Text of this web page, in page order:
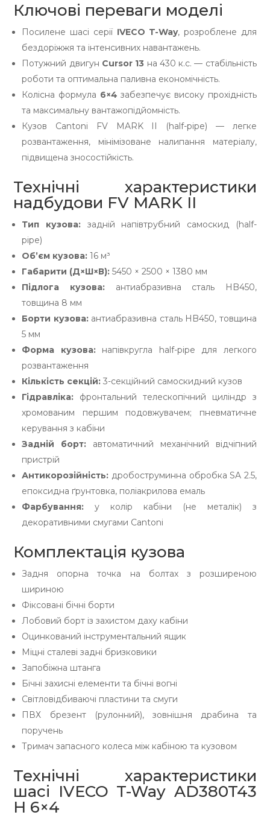
Ключові переваги моделі
Посилене шасі серії IVECO T-Way, розроблене для
бездоріжжя та інтенсивних навантажень.
Потужний двигун Cursor 13 на 430 к.с. — стабільність
роботи та оптимальна паливна економічність.
Колісна формула 6×4 забезпечує високу прохідність
та максимальну вантажопідйомність.
Кузов Cantoni FV MARK II (half-pipe) — легке
розвантаження, мінімізоване налипання матеріалу,
підвищена зносостійкість.
Технічні характеристики
надбудови FV MARK II
Тип кузова: задній напівтрубний самоскид (half-
pipe)
Об’єм кузова: 16 м³
Габарити (Д×Ш×В): 5450 × 2500 × 1380 мм
Підлога кузова:антиабразивна сталь HB450,
товщина 8 мм
Борти кузова:антиабразивна сталь HB450, товщина
5 мм
Форма кузова:напівкругла half-pipe для легкого
розвантаження
Кількість секцій: 3-секційний самоскидний кузов
Гідравліка: фронтальний телескопічний циліндр з
хромованим першим подовжувачем; пневматичне
керування з кабіни
Задній борт: автоматичний механічний відчіпний
пристрій
Антикорозійність: дробоструминна обробка SA 2.5,
епоксидна ґрунтовка, поліакрилова емаль
Фарбування: у колір кабіни (не металік) з
декоративними смугами Cantoni
Комплектація кузова
Задня опорна точка на болтах з розширеною
шириною
Фіксовані бічні борти
Лобовий борт із захистом даху кабіни
Оцинкований інструментальний ящик
Міцні сталеві задні бризковики
Запобіжна штанга
Бічні захисні елементи та бічні вогні
Світловідбиваючі пластини та смуги
ПВХ брезент (рулонний), зовнішня драбина та
поручень
Тримач запасного колеса між кабіною та кузовом
Технічні характеристики
шасі IVECO T-Way AD380T43
H 6×4